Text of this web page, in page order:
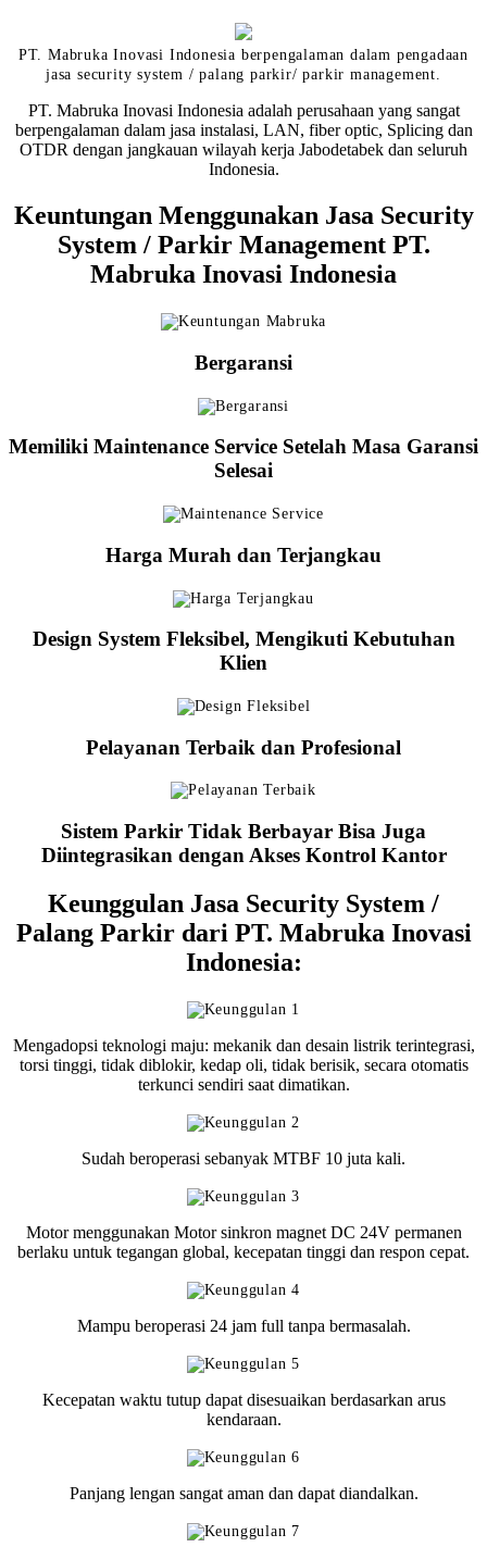
PT. Mabruka Inovasi Indonesia berpengalaman dalam pengadaan
jasa security system / palang parkir/ parkir management.
PT. Mabruka Inovasi Indonesia adalah perusahaan yang sangat
berpengalaman dalam jasa instalasi, LAN, fiber optic, Splicing dan
OTDR dengan jangkauan wilayah kerja Jabodetabek dan seluruh
Indonesia.
Keuntungan Menggunakan Jasa Security
System / Parkir Management PT.
Mabruka Inovasi Indonesia
Bergaransi
Memiliki Maintenance Service Setelah Masa Garansi
Selesai
Harga Murah dan Terjangkau
Design System Fleksibel, Mengikuti Kebutuhan
Klien
Pelayanan Terbaik dan Profesional
Sistem Parkir Tidak Berbayar Bisa Juga
Diintegrasikan dengan Akses Kontrol Kantor
Keunggulan Jasa Security System /
Palang Parkir dari PT. Mabruka Inovasi
Indonesia:
Mengadopsi teknologi maju: mekanik dan desain listrik terintegrasi,
torsi tinggi, tidak diblokir, kedap oli, tidak berisik, secara otomatis
terkunci sendiri saat dimatikan.
Sudah beroperasi sebanyak MTBF 10 juta kali.
Motor menggunakan Motor sinkron magnet DC 24V permanen
berlaku untuk tegangan global, kecepatan tinggi dan respon cepat.
Mampu beroperasi 24 jam full tanpa bermasalah.
Kecepatan waktu tutup dapat disesuaikan berdasarkan arus
kendaraan.
Panjang lengan sangat aman dan dapat diandalkan.